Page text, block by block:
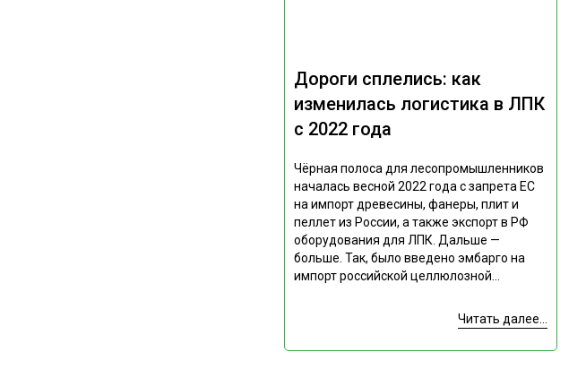
Дороги сплелись: как
изменилась логистика в ЛПК
с 2022 года
Чёрная полоса для лесопромышленников
началась весной 2022 года с запрета ЕС
на импорт древесины, фанеры, плит и
пеллет из России, а также экспорт в РФ
оборудования для ЛПК. Дальше —
больше. Так, было введено эмбарго на
импорт российской целлюлозной...
Читать далее...